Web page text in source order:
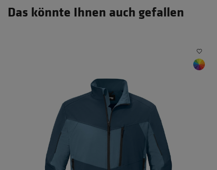
Das könnte Ihnen auch gefallen